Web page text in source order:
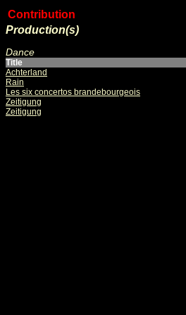
Contribution
Production(s)
Dance
Title
Achterland
Rain
Les six concertos brandebourgeois
Zeitigung
Zeitigung